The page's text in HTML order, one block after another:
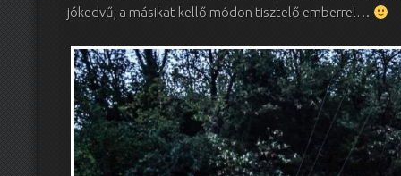
jókedvű, a másikat kellő módon tisztelő emberrel…